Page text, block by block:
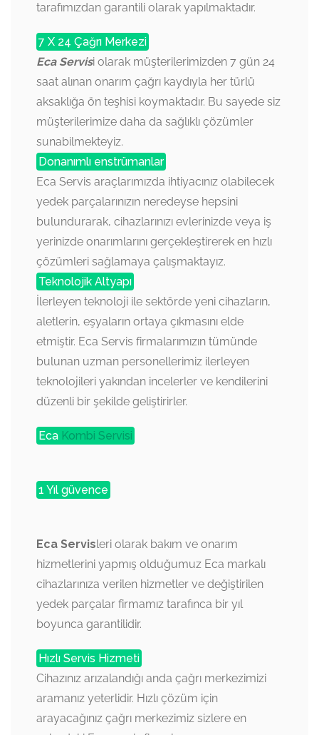
tarafımızdan garantili olarak yapılmaktadır.
7 X 24 Çağrı Merkezi
Eca Servisi olarak müşterilerimizden 7 gün 24
saat alınan onarım çağrı kaydıyla her türlü
aksaklığa ön teşhisi koymaktadır. Bu sayede siz
müşterilerimize daha da sağlıklı çözümler
sunabilmekteyiz.
Donanımlı enstrümanlar
Eca Servis araçlarımızda ihtiyacınız olabilecek
yedek parçalarınızın neredeyse hepsini
bulundurarak, cihazlarınızı evlerinizde veya iş
yerinizde onarımlarını gerçekleştirerek en hızlı
çözümleri sağlamaya çalışmaktayız.
Teknolojik Altyapı
İlerleyen teknoloji ile sektörde yeni cihazların,
aletlerin, eşyaların ortaya çıkmasını elde
etmiştir. Eca Servis firmalarımızın tümünde
bulunan uzman personellerimiz ilerleyen
teknolojileri yakından incelerler ve kendilerini
düzenli bir şekilde geliştirirler.
Eca Kombi Servisi
1 Yıl güvence
Eca Servisleri olarak bakım ve onarım
hizmetlerini yapmış olduğumuz Eca markalı
cihazlarınıza verilen hizmetler ve değiştirilen
yedek parçalar firmamız tarafınca bir yıl
boyunca garantilidir.
Hızlı Servis Hizmeti
Cihazınız arızalandığı anda çağrı merkezimizi
aramanız yeterlidir. Hızlı çözüm için
arayacağınız çağrı merkezimiz sizlere en